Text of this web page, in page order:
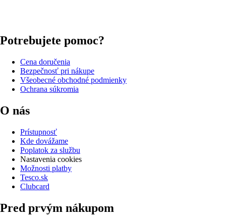
Potrebujete pomoc?
Cena doručenia
Bezpečnosť pri nákupe
Všeobecné obchodné podmienky
Ochrana súkromia
O nás
Prístupnosť
Kde dovážame
Poplatok za službu
Nastavenia cookies
Možnosti platby
Tesco.sk
Clubcard
Pred prvým nákupom